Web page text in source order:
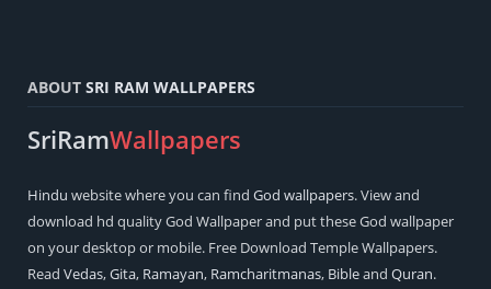
ABOUT SRI RAM WALLPAPERS
SriRamWallpapers
Hindu website where you can find God wallpapers. View and
download hd quality God Wallpaper and put these God wallpaper
on your desktop or mobile. Free Download Temple Wallpapers.
Read Vedas,Gita, Ramayan, Ramcharitmanas, Bibleand Quran.